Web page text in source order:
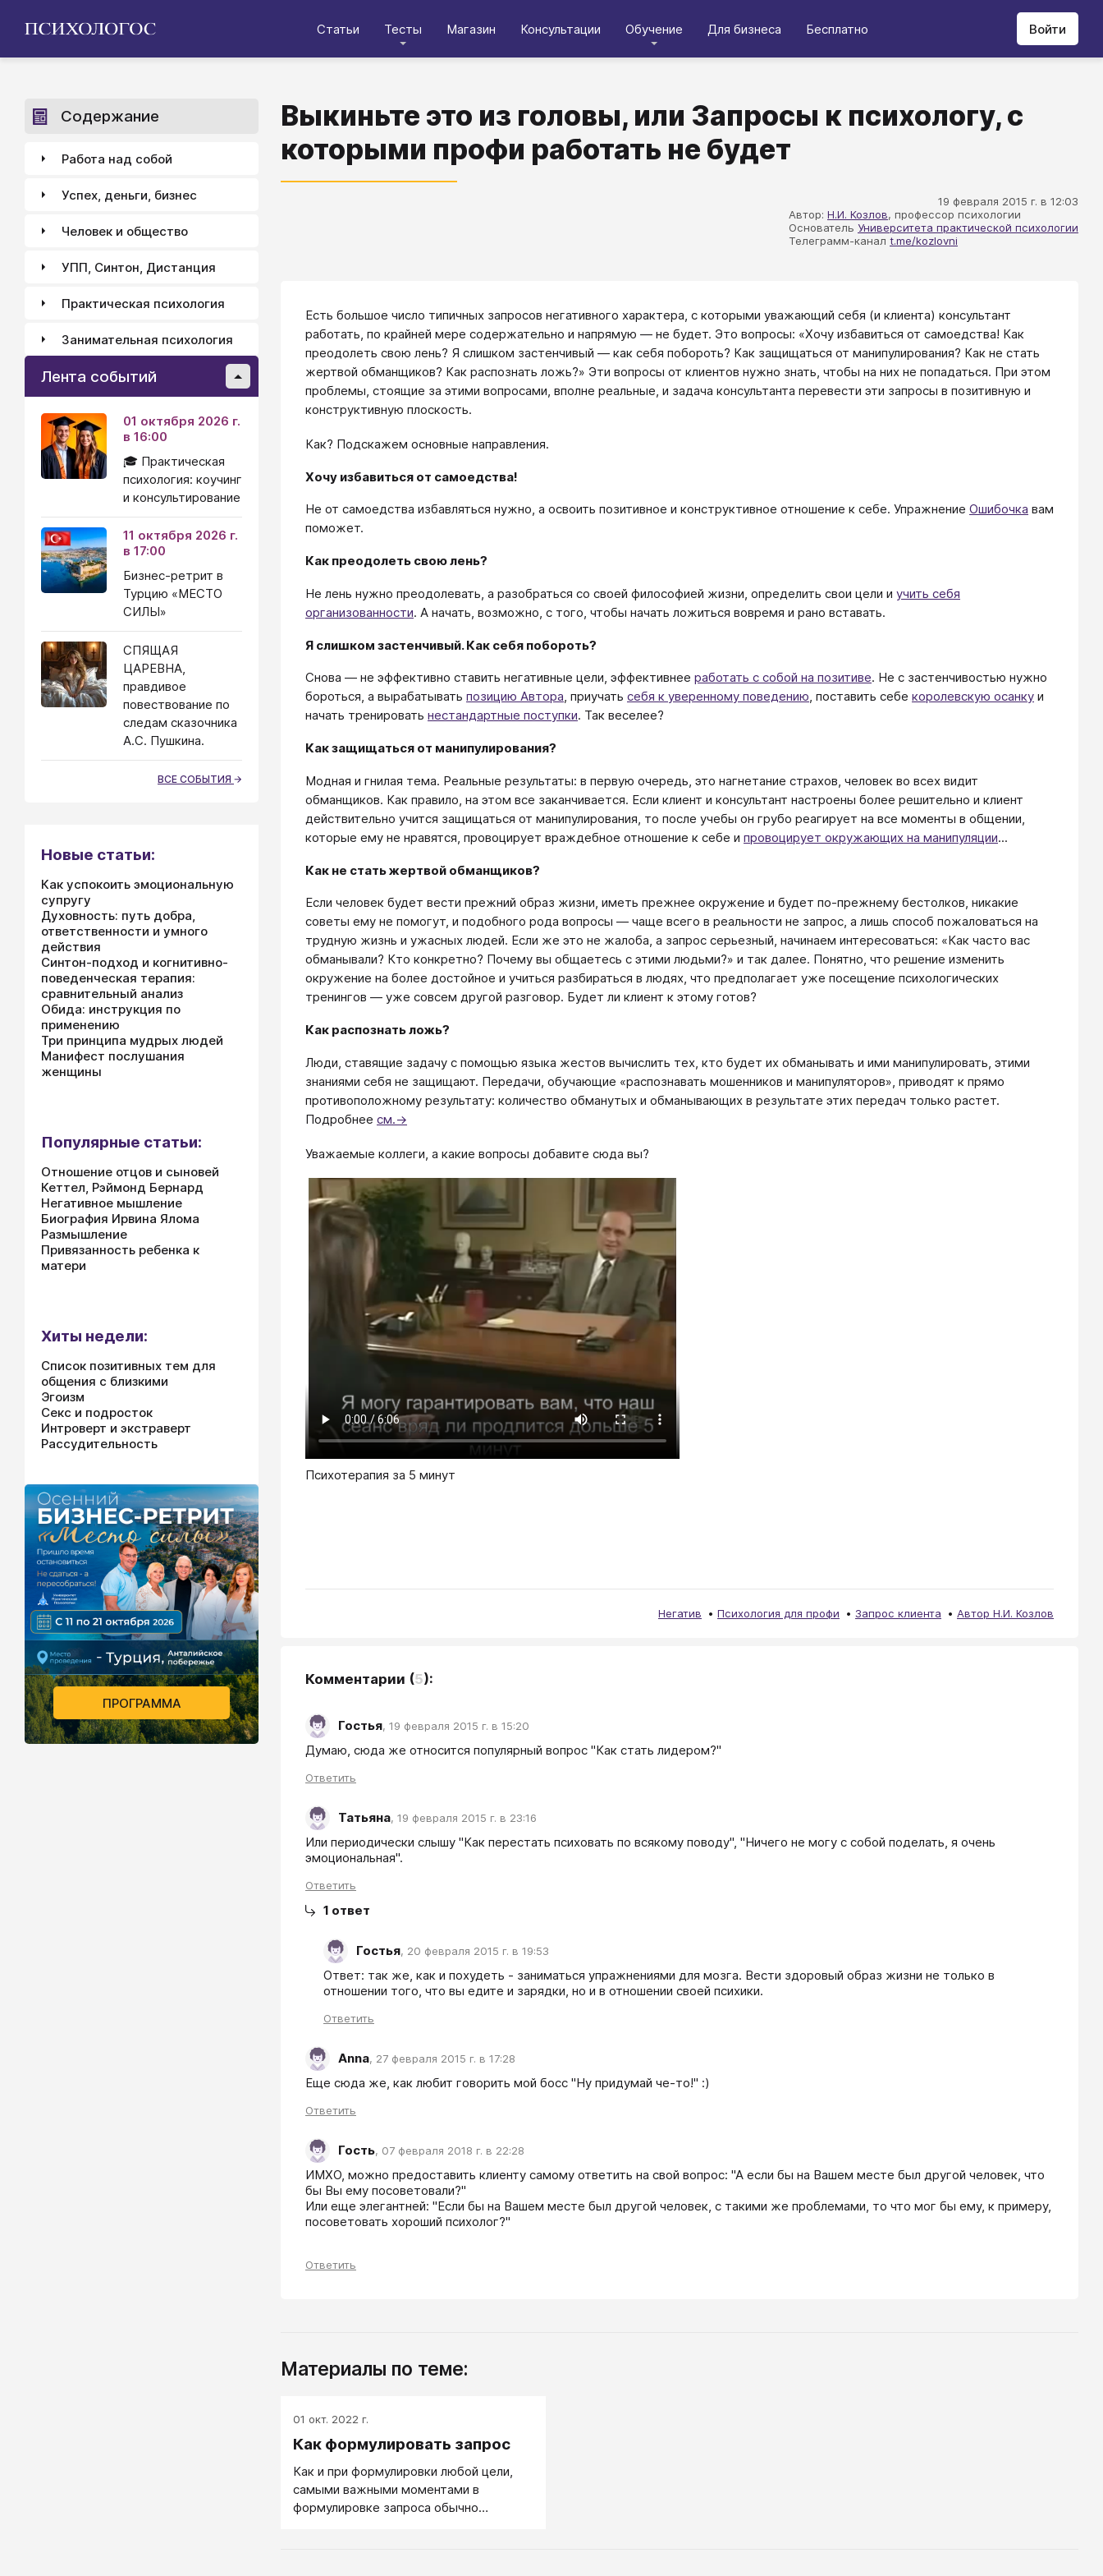
Статьи Тесты Магазин Консультации Обучение Для бизнеса Бесплатно Войти
Выкиньте это из головы, или Запросы к психологу, с
которыми профи работать не будет
19 февраля 2015 г. в 12:03
Автор: Н.И. Козлов, профессор психологии
Основатель Университета практической психологии
Телеграмм-канал t.me/kozlovni
Есть большое число типичных запросов негативного характера, с которыми уважающий себя (и клиента) консультант
работать, по крайней мере содержательно и напрямую — не будет. Это вопросы: «Хочу избавиться от самоедства! Как
преодолеть свою лень? Я слишком застенчивый — как себя побороть? Как защищаться от манипулирования? Как не стать
жертвой обманщиков? Как распознать ложь?» Эти вопросы от клиентов нужно знать, чтобы на них не попадаться. При этом
проблемы, стоящие за этими вопросами, вполне реальные, и задача консультанта перевести эти запросы в позитивную и
конструктивную плоскость.
Как? Подскажем основные направления.
Хочу избавиться от самоедства!
Не от самоедства избавляться нужно, а освоить позитивное и конструктивное отношение к себе. Упражнение Ошибочка вам
поможет.
Как преодолеть свою лень?
Не лень нужно преодолевать, а разобраться со своей философией жизни, определить свои цели и учить себя
организованности. А начать, возможно, с того, чтобы начать ложиться вовремя и рано вставать.
Я слишком застенчивый. Как себя побороть?
Снова — не эффективно ставить негативные цели, эффективнее работать с собой на позитиве. Не с застенчивостью нужно
бороться, а вырабатывать позицию Автора, приучать себя к уверенному поведению, поставить себе королевскую осанку и
начать тренировать нестандартные поступки. Так веселее?
Как защищаться от манипулирования?
Модная и гнилая тема. Реальные результаты: в первую очередь, это нагнетание страхов, человек во всех видит
обманщиков. Как правило, на этом все заканчивается. Если клиент и консультант настроены более решительно и клиент
действительно учится защищаться от манипулирования, то после учебы он грубо реагирует на все моменты в общении,
которые ему не нравятся, провоцирует враждебное отношение к себе и провоцирует окружающих на манипуляции...
Как не стать жертвой обманщиков?
Если человек будет вести прежний образ жизни, иметь прежнее окружение и будет по-прежнему бестолков, никакие
советы ему не помогут, и подобного рода вопросы — чаще всего в реальности не запрос, а лишь способ пожаловаться на
трудную жизнь и ужасных людей. Если же это не жалоба, а запрос серьезный, начинаем интересоваться: «Как часто вас
обманывали? Кто конкретно? Почему вы общаетесь с этими людьми?» и так далее. Понятно, что решение изменить
окружение на более достойное и учиться разбираться в людях, что предполагает уже посещение психологических
тренингов — уже совсем другой разговор. Будет ли клиент к этому готов?
Как распознать ложь?
Люди, ставящие задачу с помощью языка жестов вычислить тех, кто будет их обманывать и ими манипулировать, этими
знаниями себя не защищают. Передачи, обучающие «распознавать мошенников и манипуляторов», приводят к прямо
противоположному результату: количество обманутых и обманывающих в результате этих передач только растет.
Подробнее см.→
Уважаемые коллеги, а какие вопросы добавите сюда вы?
Психотерапия за 5 минут
Негатив Психология для профи Запрос клиента Автор Н.И. Козлов
Комментарии (5):
Гостья, 19 февраля 2015 г. в 15:20
Думаю, сюда же относится популярный вопрос "Как стать лидером?"
Ответить
Татьяна, 19 февраля 2015 г. в 23:16
Или периодически слышу "Как перестать психовать по всякому поводу", "Ничего не могу с собой поделать, я очень
эмоциональная".
Ответить
1 ответ
Гостья, 20 февраля 2015 г. в 19:53
Ответ: так же, как и похудеть - заниматься упражнениями для мозга. Вести здоровый образ жизни не только в
отношении того, что вы едите и зарядки, но и в отношении своей психики.
Ответить
Anna, 27 февраля 2015 г. в 17:28
Еще сюда же, как любит говорить мой босс "Ну придумай че-то!" :)
Ответить
Гость, 07 февраля 2018 г. в 22:28
ИМХО, можно предоставить клиенту самому ответить на свой вопрос: "А если бы на Вашем месте был другой человек, что
бы Вы ему посоветовали?"
Или еще элегантней: "Если бы на Вашем месте был другой человек, с такими же проблемами, то что мог бы ему, к примеру,
посоветовать хороший психолог?"
Ответить
Материалы по теме:
01 окт. 2022 г.
Как формулировать запрос
Как и при формулировки любой цели,
самыми важными моментами в
формулировке запроса обычно
Содержание
Работа над собой
Успех, деньги, бизнес
Человек и общество
УПП, Синтон, Дистанция
Практическая психология
Занимательная психология
Лента событий
01 октября 2026 г.
в 16:00
🎓 Практическая
психология: коучинг
и консультирование
11 октября 2026 г.
в 17:00
Бизнес-ретрит в
Турцию «МЕСТО
СИЛЫ»
СПЯЩАЯ
ЦАРЕВНА,
правдивое
повествование по
следам сказочника
А.С. Пушкина.
ВСЕ СОБЫТИЯ
Новые статьи:
Как успокоить эмоциональную
супругу
Духовность: путь добра,
ответственности и умного
действия
Синтон-подход и когнитивно-
поведенческая терапия:
сравнительный анализ
Обида: инструкция по
применению
Три принципа мудрых людей
Манифест послушания
женщины
Популярные статьи:
Отношение отцов и сыновей
Кеттел, Рэймонд Бернард
Негативное мышление
Биография Ирвина Ялома
Размышление
Привязанность ребенка к
матери
Хиты недели:
Список позитивных тем для
общения с близкими
Эгоизм
Секс и подросток
Интроверт и экстраверт
Рассудительность
ПРОГРАММА